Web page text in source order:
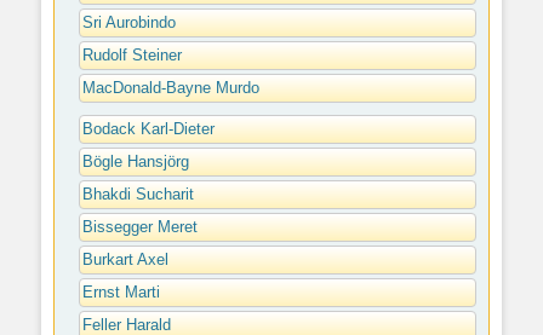
Sri Aurobindo
Rudolf Steiner
MacDonald-Bayne Murdo
Bodack Karl-Dieter
Bögle Hansjörg
Bhakdi Sucharit
Bissegger Meret
Burkart Axel
Ernst Marti
Feller Harald